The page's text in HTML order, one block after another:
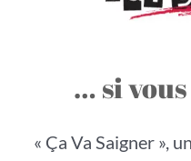
… si
« Ça Va Saigner »,